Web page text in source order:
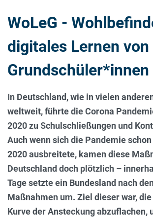
WoLeG -
digitales Lernen von
Grundschüler*innen
In Deutschland, wie in vielen
weltweit, führte die Corona
2020 zu Schulschließungen und
Auch wenn sich die Pandemie
2020 ausbreitete, kamen diese
Deutschland doch plötzlich –
Tage setzte ein Bundesland nach
Maßnahmen um. Ziel dieser war,
Kurve der Ansteckung abzuflachen,